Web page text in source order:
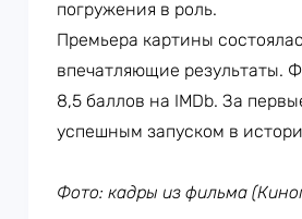
погружения в роль.
Премьера картины
впечатляющие результаты.
8,5 баллов на IMDb. За
успешным запуском в
Фото: кадры из фильма